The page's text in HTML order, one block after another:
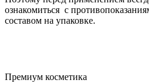
ознакомиться с
составом на упаковке.
Премиум косметика